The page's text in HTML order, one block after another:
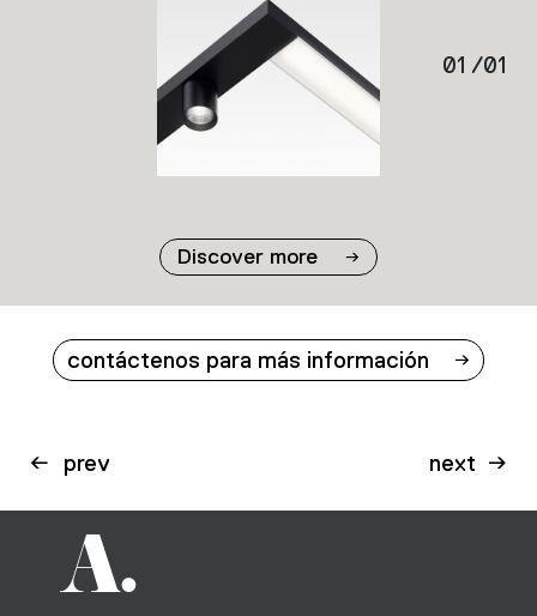
Discover more
01 /01
contáctenos para más información
prev next